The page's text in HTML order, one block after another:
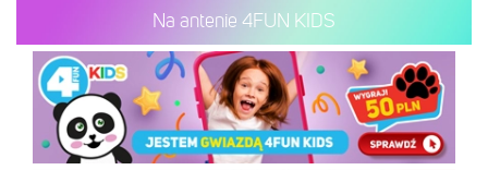
Na antenie 4FUN KIDS